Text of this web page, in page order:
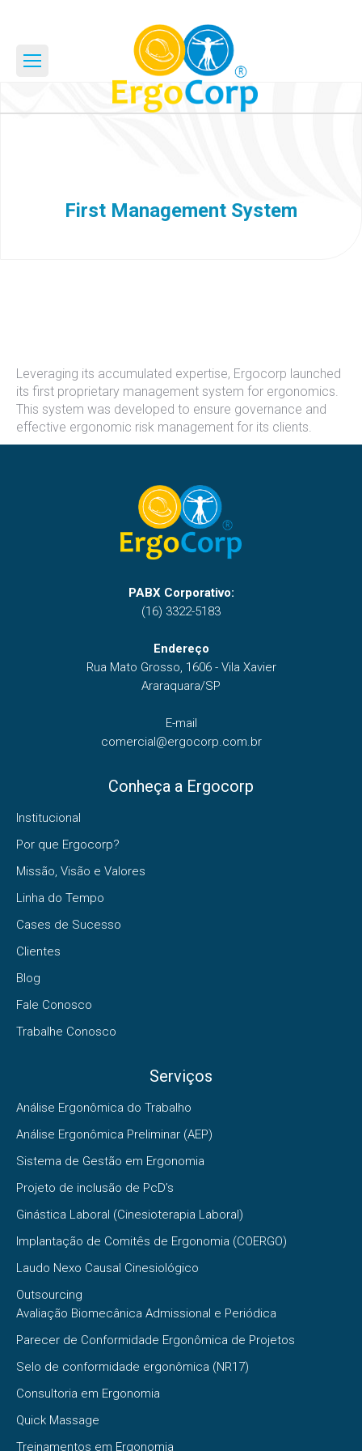
First Management System
Leveraging its accumulated expertise, Ergocorp launched
its first proprietary management system for ergonomics.
This system was developed to ensure governance and
effective ergonomic risk management for its clients.
PABX Corporativo:
(16) 3322-5183
Endereço
Rua Mato Grosso, 1606 - Vila Xavier
Araraquara/SP
E-mail
comercial@ergocorp.com.br
Conheça a Ergocorp
Institucional
Por que Ergocorp?
Missão, Visão e Valores
Linha do Tempo
Cases de Sucesso
Clientes
Blog
Fale Conosco
Trabalhe Conosco
Serviços
Análise Ergonômica do Trabalho
Análise Ergonômica Preliminar (AEP)
Sistema de Gestão em Ergonomia
Projeto de inclusão de PcD’s
Ginástica Laboral (Cinesioterapia Laboral)
Implantação de Comitês de Ergonomia (COERGO)
Laudo Nexo Causal Cinesiológico
Outsourcing
Avaliação Biomecânica Admissional e Periódica
Parecer de Conformidade Ergonômica de Projetos
Selo de conformidade ergonômica (NR17)
Consultoria em Ergonomia
Quick Massage
Treinamentos em Ergonomia